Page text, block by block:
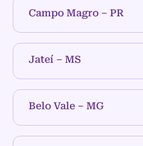
Campo Magro – PR
Jateí – MS
Belo Vale – MG